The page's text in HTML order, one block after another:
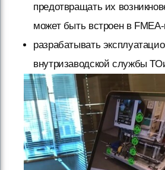
предотвращать их
может быть встроен в
разрабатывать
внутризаводской службы